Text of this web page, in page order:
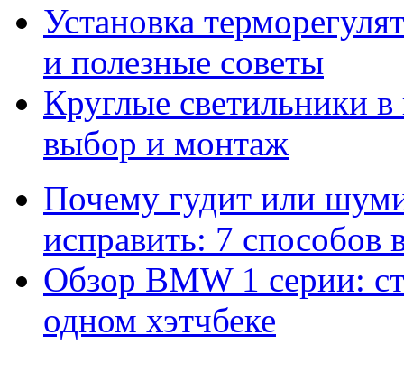
Установка
и полезные советы
Круглые светильники
выбор и монтаж
Почему гудит или
исправить: 7 способов
Обзор BMW 1 серии:
одном хэтчбеке